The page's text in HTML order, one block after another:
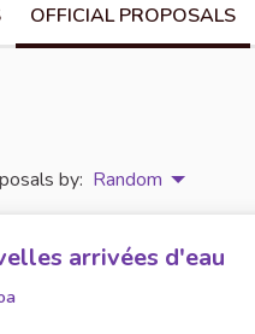
OFFICIAL PROPOSALS
by: Random
arrivées d'eau